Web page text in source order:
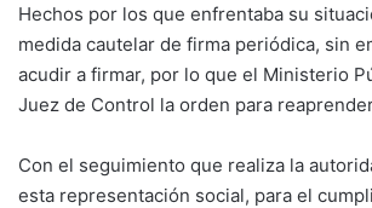
Hechos por los que enfrentaba su
medida cautelar de firma periódica, sin
acudir a firmar, por lo que el Ministerio
Juez de Control la orden para
Con el seguimiento que realiza la
esta representación social, para el